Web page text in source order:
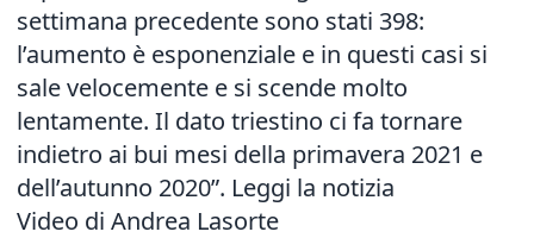
settimana precedente sono stati 398:
l’aumento è esponenziale e in questi casi si
sale velocemente e si scende molto
lentamente. Il dato triestino ci fa tornare
indietro ai bui mesi della primavera 2021 e
dell’autunno 2020”. Leggi la notizia
Video di Andrea Lasorte